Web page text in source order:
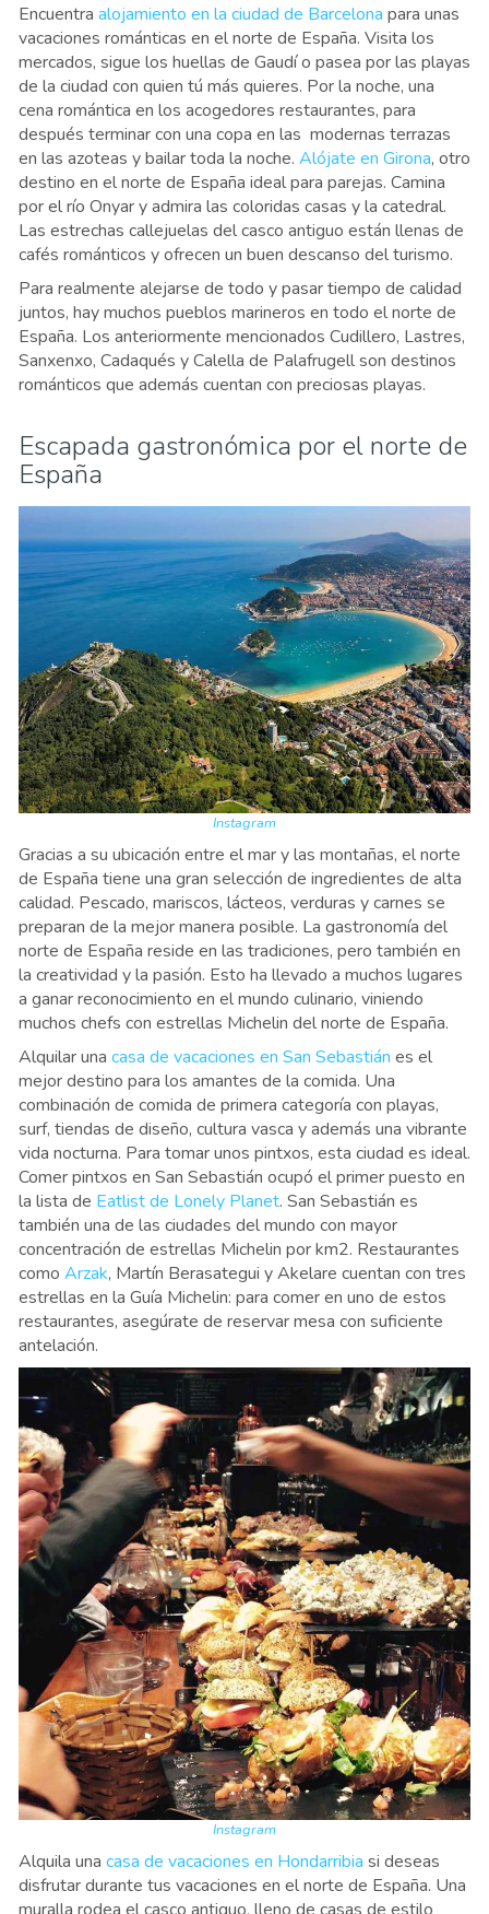
Encuentra alojamiento en la ciudad de Barcelona para unas
vacaciones románticas en el norte de España. Visita los
mercados, sigue los huellas de Gaudí o pasea por las playas
de la ciudad con quien tú más quieres. Por la noche, una
cena romántica en los acogedores restaurantes, para
después terminar con una copa en las modernas terrazas
en las azoteas y bailar toda la noche. Alójate en Girona, otro
destino en el norte de España ideal para parejas. Camina
por el río Onyar y admira las coloridas casas y la catedral.
Las estrechas callejuelas del casco antiguo están llenas de
cafés románticos y ofrecen un buen descanso del turismo.
Para realmente alejarse de todo y pasar tiempo de calidad
juntos, hay muchos pueblos marineros en todo el norte de
España. Los anteriormente mencionados Cudillero, Lastres,
Sanxenxo, Cadaqués y Calella de Palafrugell son destinos
románticos que además cuentan con preciosas playas.
Escapada gastronómica por el norte de
España
Instagram
Gracias a su ubicación entre el mar y las montañas, el norte
de España tiene una gran selección de ingredientes de alta
calidad. Pescado, mariscos, lácteos, verduras y carnes se
preparan de la mejor manera posible. La gastronomía del
norte de España reside en las tradiciones, pero también en
la creatividad y la pasión. Esto ha llevado a muchos lugares
a ganar reconocimiento en el mundo culinario, viniendo
muchos chefs con estrellas Michelin del norte de España.
Alquilar una casa de vacaciones en San Sebastián es el
mejor destino para los amantes de la comida. Una
combinación de comida de primera categoría con playas,
surf, tiendas de diseño, cultura vasca y además una vibrante
vida nocturna. Para tomar unos pintxos, esta ciudad es ideal.
Comer pintxos en San Sebastián ocupó el primer puesto en
la lista de Eatlist de Lonely Planet. San Sebastián es
también una de las ciudades del mundo con mayor
concentración de estrellas Michelin por km2. Restaurantes
como Arzak, Martín Berasategui y Akelare cuentan con tres
estrellas en la Guía Michelin: para comer en uno de estos
restaurantes, asegúrate de reservar mesa con suficiente
antelación.
Instagram
Alquila una casa de vacaciones en Hondarribia si deseas
disfrutar durante tus vacaciones en el norte de España. Una